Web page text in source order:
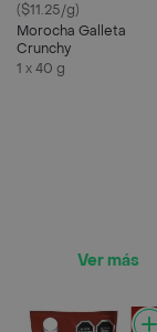
($11.25/g)
Morocha Galleta
Crunchy
1 x 40 g
Ver más